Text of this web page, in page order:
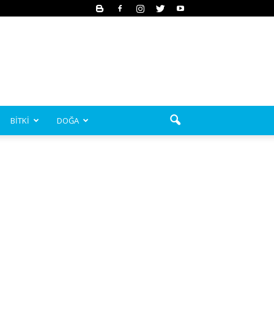
BİTKİ DOĞA